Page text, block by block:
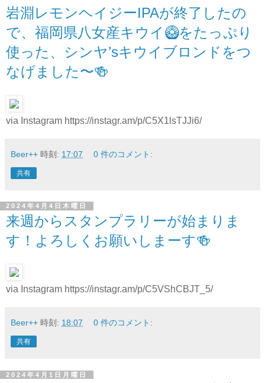
岩淵レモンヘイジーIPAが終了したの
で、福岡県八女産キウイ🥝をたっぷり
使った、シンヤ’sキウイブロンドをつ
なげました〜🍻
via Instagram https://instagr.am/p/C5X1lsTJJi6/
Beer++ 時刻: 17:07 0 件のコメント:
共有
2024年4月4日木曜日
来週からスタンプラリーが始まりま
す！よろしくお願いしまーす🍻
via Instagram https://instagr.am/p/C5VShCBJT_5/
Beer++ 時刻: 18:07 0 件のコメント:
共有
2024年4月1日月曜日